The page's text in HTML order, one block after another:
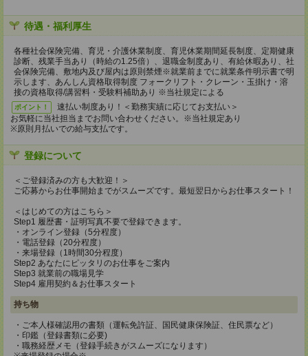
待遇・福利厚生
各種社会保険完備、育児・介護休業制度、育児休業期間延長制度、定期健康
診断、残業手当あり（時給の1.25倍）、退職金制度あり、有給休暇あり、社
会保険完備、敷地内及び屋内は原則禁煙※就業前までに就業条件明示書で明
示します、あんしん資格取得制度 フォークリフト・クレーン・玉掛け・溶
接の資格取得/講習料・受験料補助あり ※当社規定による
ポイント！
速払い制度あり！＜勤務実績に応じてお支払い＞
お気軽に当社担当までお問い合わせください。※当社規定あり
※原則月払いでの給与支払です。
登録について
＜ご登録済みの方も大歓迎！＞
ご応募からお仕事開始までがスムーズです。最短翌日からお仕事スタート！
＜はじめての方はこちら＞
Step1 履歴書・証明写真不要で登録できます。
・オンライン登録（5分程度）
・電話登録（20分程度）
・来場登録（1時間30分程度）
Step2 あなたにピッタリのお仕事をご案内
Step3 就業前の職場見学
Step4 雇用契約＆お仕事スタート
持ち物
・ご本人様確認用の書類（運転免許証、国民健康保険証、住民票など）
・印鑑（登録書類に必要)
・職務経歴メモ（登録手続きがスムーズになります）